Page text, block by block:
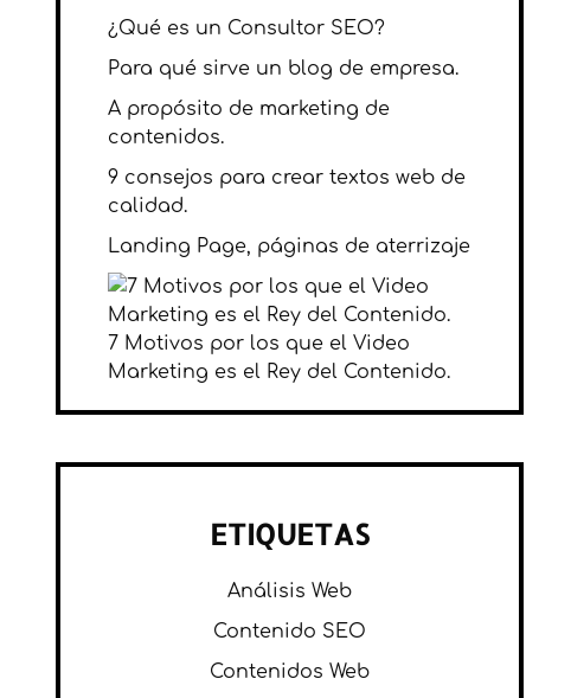
¿Qué es un Consultor SEO?
Para qué sirve un blog de empresa.
A propósito de marketing de
contenidos.
9 consejos para crear textos web de
calidad.
Landing Page, páginas de aterrizaje
7 Motivos por los que el Video
Marketing es el Rey del Contenido.
ETIQUETAS
Análisis Web
Contenido SEO
Contenidos Web